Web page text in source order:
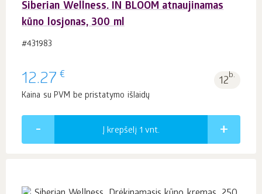
Siberian Wellness. IN BLOOM atnaujinamas
kūno losjonas, 300 ml
#431983
12.27 € 12b.
Kaina su PVM be pristatymo išlaidų
Į krepšelį 1 vnt.